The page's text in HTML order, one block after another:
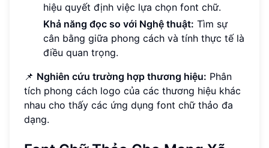
hiệu quyết định việc lựa chọn font chữ.
Khả năng đọc so với Nghệ thuật: Tìm sự
cân bằng giữa phong cách và tính thực tế là
điều quan trọng.
📌 Nghiên cứu trường hợp thương hiệu: Phân
tích phong cách logo của các thương hiệu khác
nhau cho thấy các ứng dụng font chữ thảo đa
dạng.